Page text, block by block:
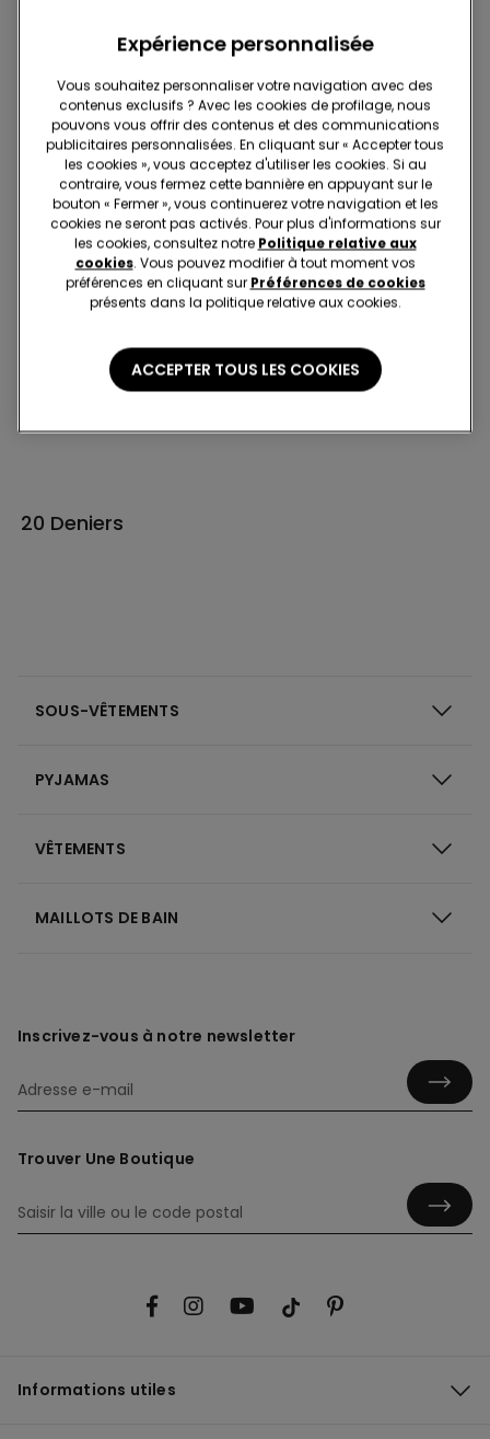
3+3 offerts
5 Couleurs
Collant Voile 20 Deniers
Appearance
3+3 offerts
1 Couleur
Collant pour Porte-
jarretelles 20 Deniers
8,99 €
1
20 Deniers
SOUS-VÊTEMENTS
PYJAMAS
VÊTEMENTS
MAILLOTS DE BAIN
Inscrivez-vous à notre newsletter
Trouver Une Boutique
Informations utiles
Expérience personnalisée
Vous souhaitez personnaliser votre navigation avec des
contenus exclusifs ? Avec les cookies de profilage, nous
pouvons vous offrir des contenus et des communications
publicitaires personnalisées. En cliquant sur « Accepter tous
les cookies », vous acceptez d'utiliser les cookies. Si au
contraire, vous fermez cette bannière en appuyant sur le
bouton « Fermer », vous continuerez votre navigation et les
cookies ne seront pas activés. Pour plus d'informations sur
les cookies, consultez notre Politique relative aux
cookies. Vous pouvez modifier à tout moment vos
préférences en cliquant sur Préférences de cookies
présents dans la politique relative aux cookies.
ACCEPTER TOUS LES COOKIES